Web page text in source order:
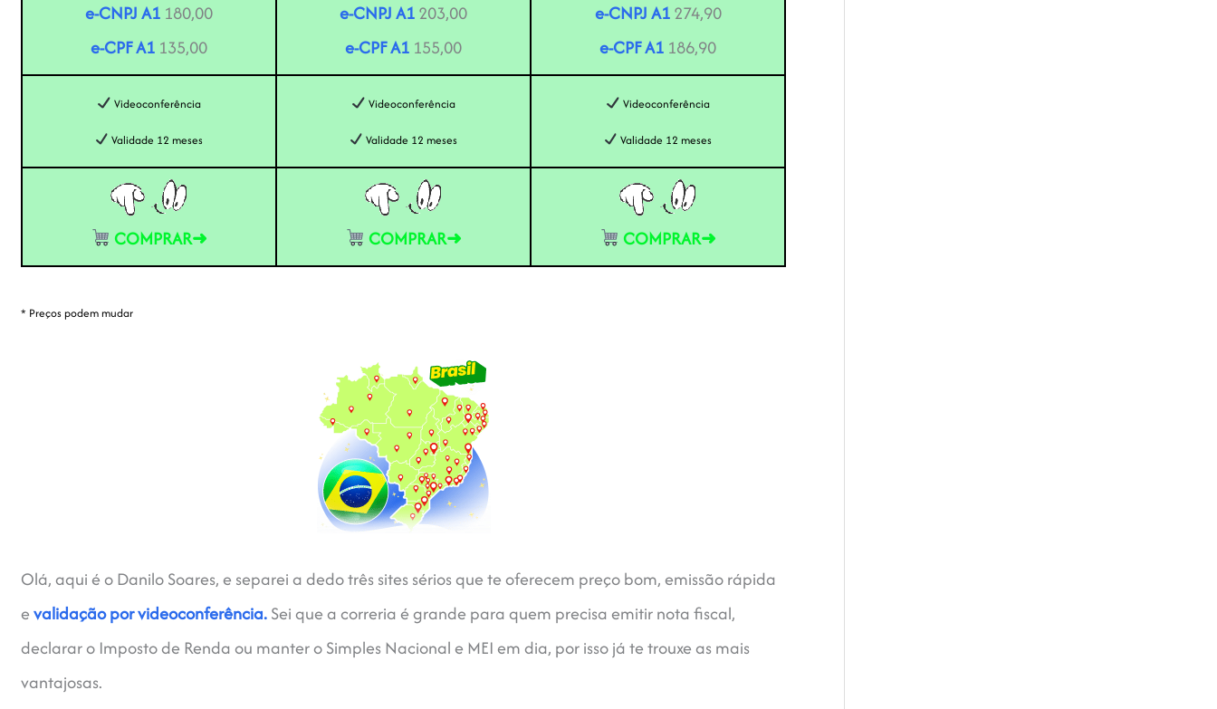
e-CNPJ A1 180,00
e-CPF A1 135,00
e-CNPJ A1203,00
e-CPF A1 155,00
e-CNPJ A1274,90
e-CPF A1 186,90
Videoconferência
Validade 12 meses
Videoconferência
Validade 12 meses
Videoconferência
Validade 12 meses
COMPRAR➜ COMPRAR➜ COMPRAR➜
* Preços podem mudar
Olá, aqui é o Danilo Soares, e separei a dedo três sites sérios que te oferecem preço bom, emissão rápida
evalidação por videoconferência.Sei que a correria é grande para quem precisa emitir nota fiscal,
declarar o Imposto de Renda ou manter o Simples Nacional e MEI em dia, por isso já te trouxe as mais
vantajosas.